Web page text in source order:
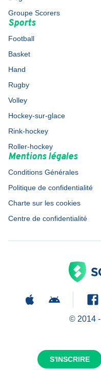
S'INSCRIRE
Groupe Scorers
Sports
Football
Basket
Hand
Rugby
Volley
Hockey-sur-glace
Rink-hockey
Roller-hockey
Mentions légales
Conditions Générales
Politique de confidentialité
Charte sur les cookies
Centre de confidentialité
© 2014 -